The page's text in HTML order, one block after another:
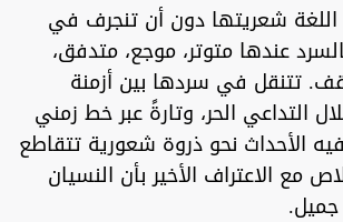
اللغة شعريتها دون أن تنجرف في
عندها متوتر، موجع، متدفق،
تتنقل في سردها بين أزمنة
التداعي الحر، وتارةً عبر خط زمني
الأحداث نحو ذروة شعورية تتقاطع
مع الاعتراف الأخير بأن النسيان